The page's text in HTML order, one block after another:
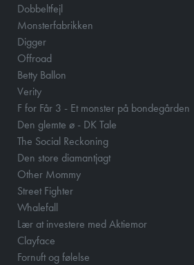
Dobbeltfejl
Monsterfabrikken
Digger
Offroad
Betty Ballon
Verity
F for Får 3 - Et monster på bondegården
Den glemte ø - DK Tale
The Social Reckoning
Den store diamantjagt
Other Mommy
Street Fighter
Whalefall
Lær at investere med Aktiemor
Clayface
Fornuft og følelse